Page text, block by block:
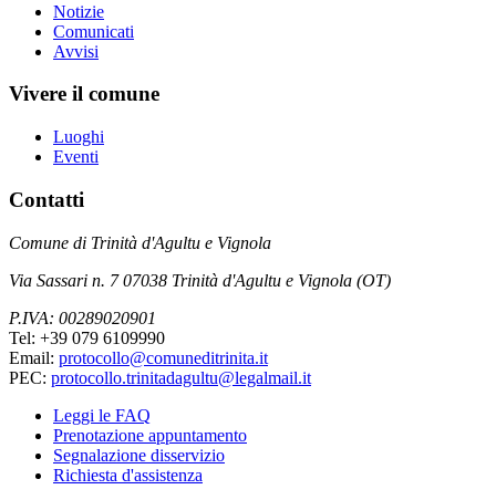
Notizie
Comunicati
Avvisi
Vivere il comune
Luoghi
Eventi
Contatti
Comune di Trinità d'Agultu e Vignola
Via Sassari n. 7 07038 Trinità d'Agultu e Vignola (OT)
P.IVA: 00289020901
Tel: +39 079 6109990
Email: protocollo@comuneditrinita.it
PEC: protocollo.trinitadagultu@legalmail.it
Leggi le FAQ
Prenotazione appuntamento
Segnalazione disservizio
Richiesta d'assistenza